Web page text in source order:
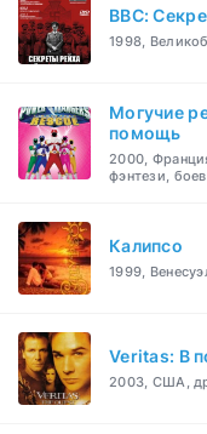
BBC:
1998,
Могучие
помощь
2000,
фэнтези,
Калипсо
1999,
Veritas: В
2003, США,